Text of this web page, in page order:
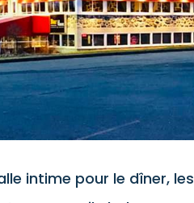
intime pour le dîner,